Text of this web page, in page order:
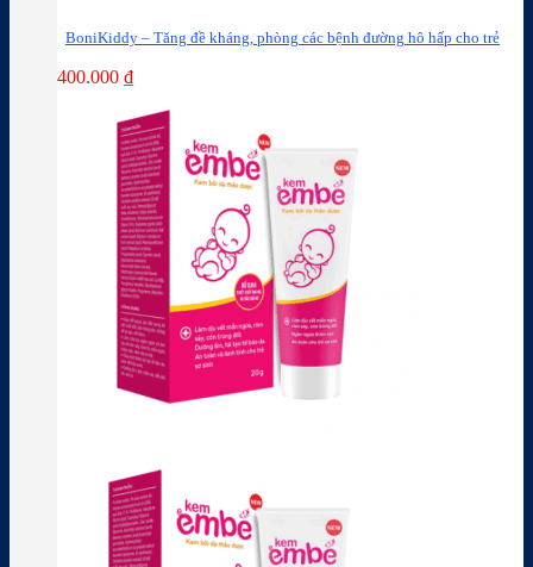
BoniKiddy – Tăng đề kháng, phòng các bệnh đường hô hấp cho trẻ
400.000 ₫